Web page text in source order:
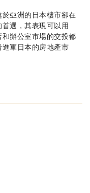
亞洲的日本樓市卻在
選，其表現可以用
和辦公室市場的交投都
軍日本的房地產市